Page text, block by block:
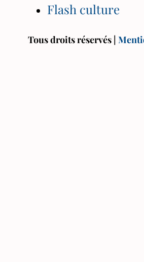
Tous droits réservés |
Flash culture